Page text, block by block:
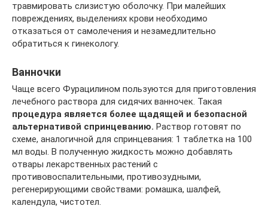
травмировать слизистую оболочку. При малейших
повреждениях, выделениях крови необходимо
отказаться от самолечения и незамедлительно
обратиться к гинекологу.
Ванночки
Чаще всего Фурацилином пользуются для приготовления
лечебного раствора для сидячих ванночек. Такая
процедура является более щадящей и безопасной
альтернативой спринцеванию. Раствор готовят по
схеме, аналогичной для спринцевания: 1 таблетка на 100
мл воды. В полученную жидкость можно добавлять
отвары лекарственных растений с
противовоспалительными, противозудными,
регенерирующими свойствами: ромашка, шалфей,
календула, чистотел.